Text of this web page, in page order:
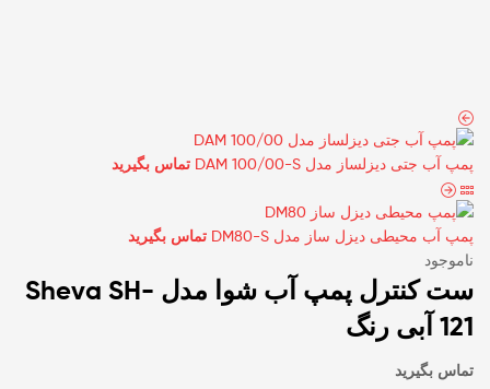
پمپ آب جتی دیزلساز مدل DAM 100/00-S تماس بگیرید
پمپ آب محیطی دیزل ساز مدل DM80-S تماس بگیرید
ناموجود
ست کنترل پمپ آب شوا مدل Sheva SH-
121 آبی رنگ
تماس بگیرید